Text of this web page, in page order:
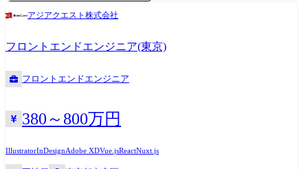
のSaaSサービス、CRM(Customer Relationship Management)製品、レスト
ラン予約管理Saaサービスなど、世の中でニーズの高いプロダクト開発に
関して主要なポジションを当社で対応しており、製品開発の方針や戦略
React、Vue.js、Three.js、TypeScriptなどの技術を活用した案件を多く対
応しています。 2,世の中に影響力がある大手企業のサービスに携わるこ
アジアクエスト株式会社
フロントエンドエンジニア(東京)
フロントエンドエンジニア
380～800万円
IllustratorInDesignAdobe XDVue.jsReactNuxt.js